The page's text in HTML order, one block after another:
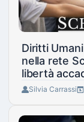
Diritti
nella rete
libertà
Silvia Carrassi